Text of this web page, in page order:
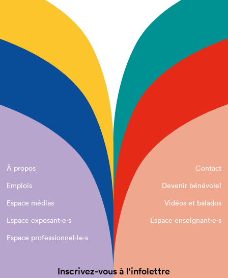
À propos
Contact
Emplois
Devenir bénévole!
Espace médias
Vidéos et balados
Espace exposant·e⋅s
Espace enseignant·e⋅s
Espace professionnel·le⋅s
Inscrivez-vous à l'infolettre